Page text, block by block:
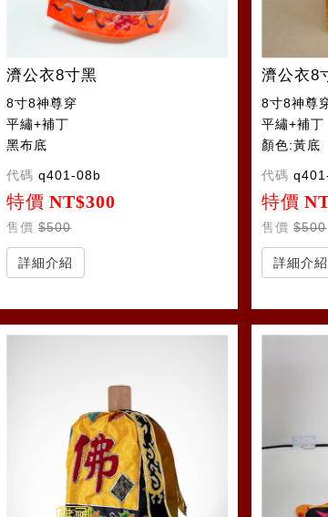
濟公衣8寸黑
8寸8神尊穿
平繡+補丁
黑布底
代碼 q401-08b
特價 NT$300
售價 $500
詳細介紹
濟公衣8
8寸8神尊
平繡+補丁
顏色:黃底
代碼
特價
售價 $500
詳細介紹